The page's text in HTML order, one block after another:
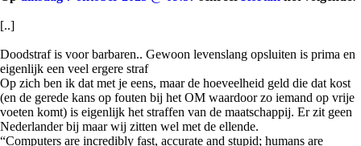
[..]
Doodstraf is voor barbaren.. Gewoon levenslang opsluiten is prima en
eigenlijk een veel ergere straf
Op zich ben ik dat met je eens, maar de hoeveelheid geld die dat kost
(en de gerede kans op fouten bij het OM waardoor zo iemand op vrije
voeten komt) is eigenlijk het straffen van de maatschappij. Er zit geen
Nederlander bij maar wij zitten wel met de ellende.
“Computers are incredibly fast, accurate and stupid; humans are